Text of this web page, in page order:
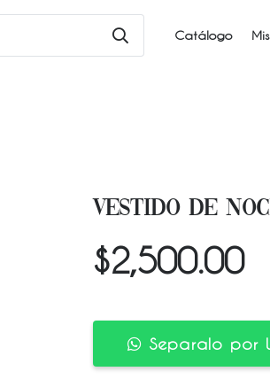
Catálogo
VESTIDO DE
$2,500.00
Separalo por